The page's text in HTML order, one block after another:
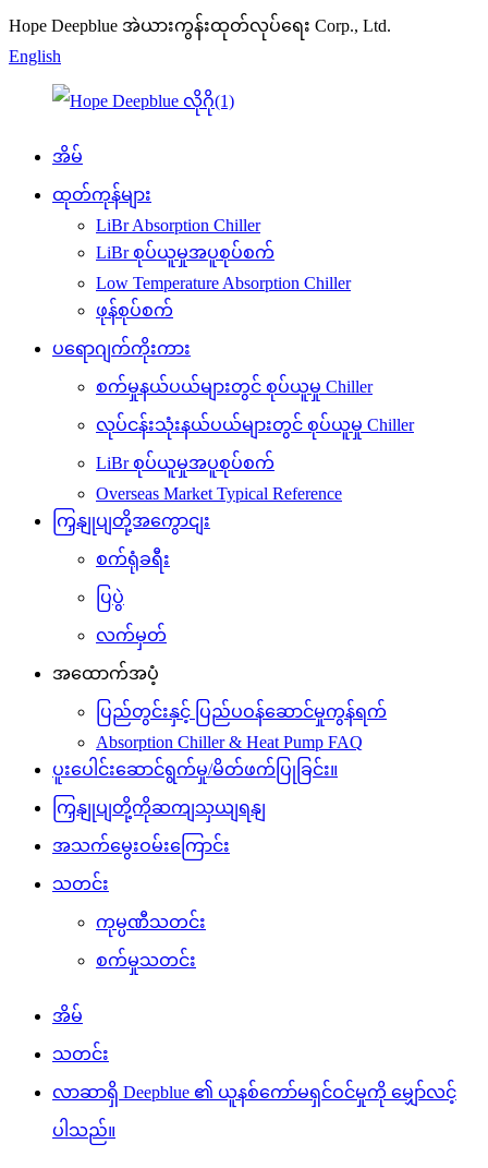
Hope Deepblue အဲယားကွန်းထုတ်လုပ်ရေး Corp., Ltd.
English
အိမ်
ထုတ်ကုန်များ
LiBr Absorption Chiller
LiBr စုပ်ယူမှုအပူစုပ်စက်
Low Temperature Absorption Chiller
ဖုန်စုပ်စက်
ပရောဂျက်ကိုးကား
စက်မှုနယ်ပယ်များတွင် စုပ်ယူမှု Chiller
လုပ်ငန်းသုံးနယ်ပယ်များတွင် စုပ်ယူမှု Chiller
LiBr စုပ်ယူမှုအပူစုပ်စက်
Overseas Market Typical Reference
ကြှနျုပျတို့အကွောငျး
စက်ရုံခရီး
ပြပွဲ
လက်မှတ်
အထောက်အပံ့
ပြည်တွင်းနှင့် ပြည်ပဝန်ဆောင်မှုကွန်ရက်
Absorption Chiller & Heat Pump FAQ
ပူးပေါင်းဆောင်ရွက်မှု/မိတ်ဖက်ပြုခြင်း။
ကြှနျုပျတို့ကိုဆကျသှယျရနျ
အသက်မွေးဝမ်းကြောင်း
သတင်း
ကုမ္ပဏီသတင်း
စက်မှုသတင်း
အိမ်
သတင်း
လာဆာရှိ Deepblue ၏ ယူနစ်ကော်မရှင်ဝင်မှုကို မျှော်လင့်
ပါသည်။